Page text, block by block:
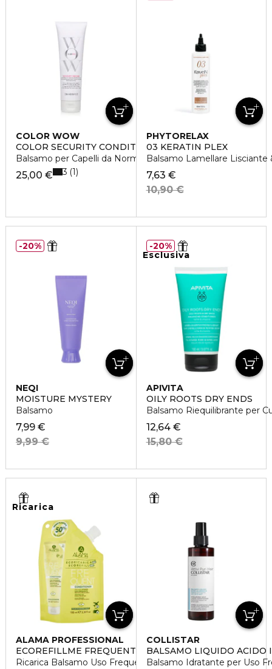
COLOR WOW
COLOR SECURITY CONDITIONER
Balsamo per Capelli da Normali a Spessi
25,00 € 3 1
PHYTORELAX
03 KERATIN PLEX
Balsamo Lamellare
7,63 €
10,90 €
NEQI
MOISTURE MYSTERY
Balsamo
7,99 €
9,99 €
20%
Esclusiva
APIVITA
OILY ROOTS DRY ENDS
Balsamo Riequilibrante per
12,64 €
15,80 €
20%
Ricarica
ALAMA PROFESSIONAL
ECOREFILLME FREQUENT
Ricarica Balsamo Uso Frequente per Tutti i Tipi di Capelli
COLLISTAR
BALSAMO LIQUIDO ACIDO
Balsamo Idratante per Uso